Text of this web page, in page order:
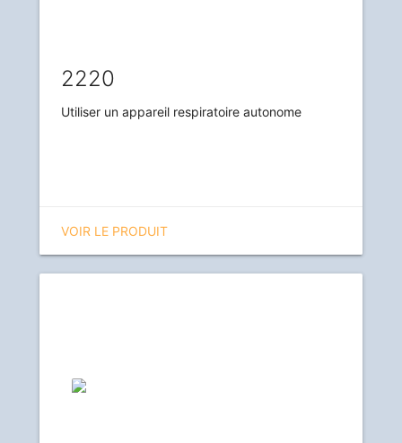
2220
Utiliser un appareil respiratoire autonome
VOIR LE PRODUIT